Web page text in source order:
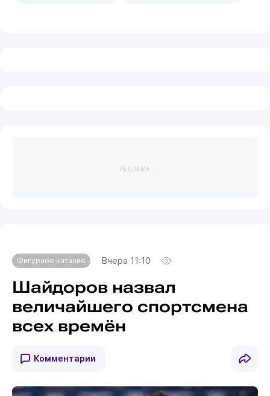
РЕКЛАМА
Фигурное катание Вчера 11:10
Шайдоров назвал
величайшего спортсмена
всех времён
Комментарии